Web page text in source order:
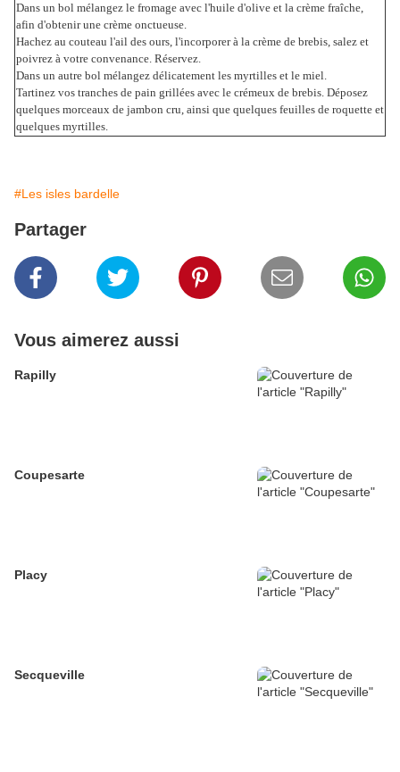
Dans un bol mélangez le fromage avec l'huile d'olive et la crème fraîche,
afin d'obtenir une crème onctueuse.
Hachez au couteau l'ail des ours, l'incorporer à la crème de brebis, salez et
poivrez à votre convenance. Réservez.
Dans un autre bol mélangez délicatement les myrtilles et le miel.
Tartinez vos tranches de pain grillées avec le crémeux de brebis. Déposez
quelques morceaux de jambon cru, ainsi que quelques feuilles de roquette et
quelques myrtilles.
#Les isles bardelle
Partager
Vous aimerez aussi
Rapilly
Coupesarte
Placy
Secqueville